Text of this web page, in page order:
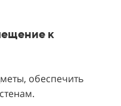
к
обеспечить